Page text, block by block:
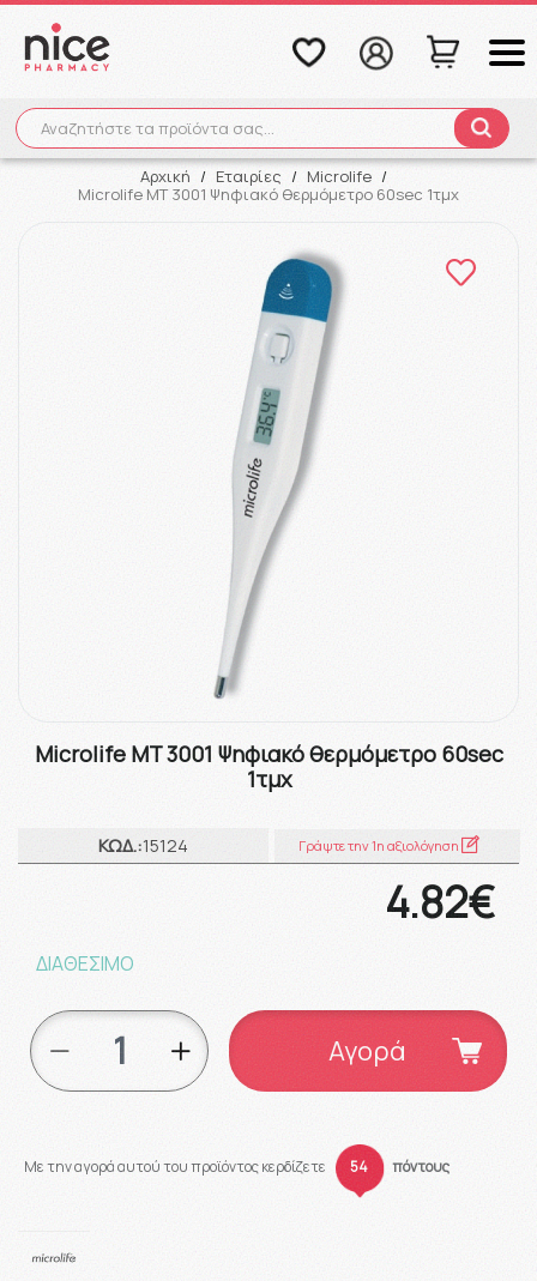
Αναζητήστε τα προϊόντα σας...
Αναζήτηση
Αρχική / Εταιρίες / Microlife /
Microlife MT 3001 Ψηφιακό θερμόμετρο 60sec 1τμχ
Microlife MT 3001 Ψηφιακό θερμόμετρο 60sec
1τμχ
ΚΩΔ.:15124 Γράψτε την 1η αξιολόγηση
4.82€
Αγορά
ΔΙΑΘΕΣΙΜΟ
Με την αγορά αυτού του προϊόντος κερδίζετε 54 πόντους